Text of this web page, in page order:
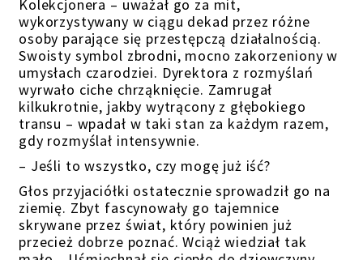
Kolekcjonera – uważał go za mit,
wykorzystywany w ciągu dekad przez różne
osoby parające się przestępczą działalnością.
Swoisty symbol zbrodni, mocno zakorzeniony w
umysłach czarodziei. Dyrektora z rozmyślań
wyrwało ciche chrząknięcie. Zamrugał
kilkukrotnie, jakby wytrącony z głębokiego
transu – wpadał w taki stan za każdym razem,
gdy rozmyślał intensywnie.
– Jeśli to wszystko, czy mogę już iść?
Głos przyjaciółki ostatecznie sprowadził go na
ziemię. Zbyt fascynowały go tajemnice
skrywane przez świat, który powinien już
przecież dobrze poznać. Wciąż wiedział tak